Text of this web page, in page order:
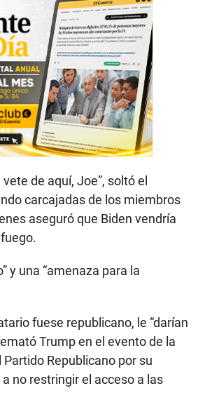
de aquí, Joe”, soltó el
carcajadas de los miembros
aseguró que Biden vendría
y una “amenaza para la
fuese republicano, le “darían
Trump en el evento de la
Partido Republicano por su
no restringir el acceso a las